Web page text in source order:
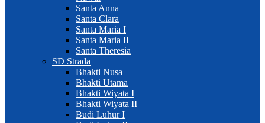
Santa Anna
Santa Clara
Santa Maria I
Santa Maria II
Santa Theresia
SD Strada
Bhakti Nusa
Bhakti Utama
Bhakti Wiyata I
Bhakti Wiyata II
Budi Luhur I